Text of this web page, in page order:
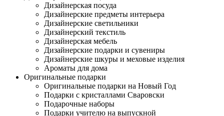
Дизайнерская посуда
Дизайнерские предметы интерьера
Дизайнерские светильники
Дизайнерский текстиль
Дизайнерская мебель
Дизайнерские подарки и сувениры
Дизайнерские шкуры и меховые изделия
Ароматы для дома
Оригинальные подарки
Оригинальные подарки на Новый Год
Подарки с кристаллами Сваровски
Подарочные наборы
Подарки учителю на выпускной